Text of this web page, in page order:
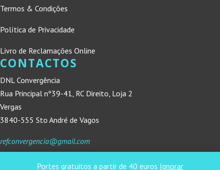
Portes gratuitos a partir de 40 euros Ignorar
Termos & Condições
Política de Privacidade
Livro de Reclamações Online
CONTACTOS
DNL Convergência
Rua Principal nº39-41, RC Direito, Loja 2
Vergas
3840-555 Sto André de Vagos
refconvergencia@gmail.com